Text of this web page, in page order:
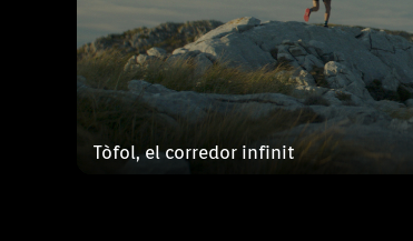
Tòfol, el corredor infinit